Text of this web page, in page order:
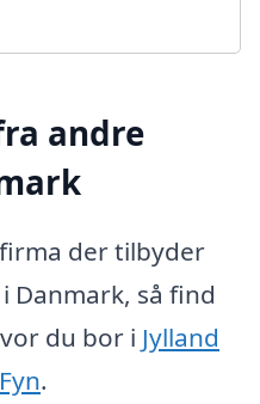
andre
der tilbyder
Danmark, så find
du bor i Jylland
Fyn.